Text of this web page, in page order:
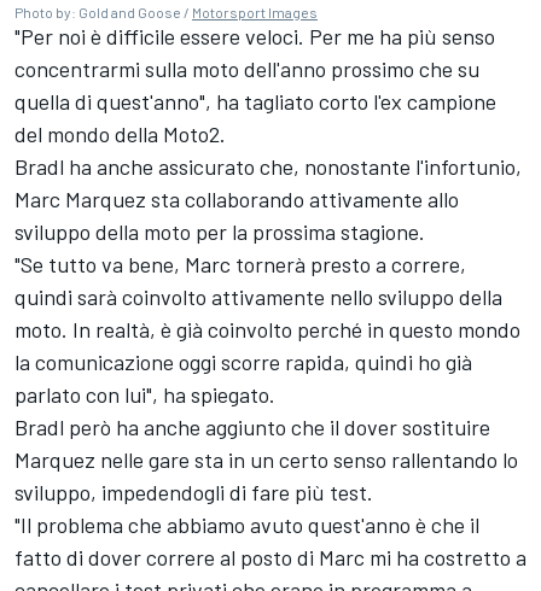
Photo by: Gold and Goose / Motorsport Images
"Per noi è difficile essere veloci. Per me ha più senso
concentrarmi sulla moto dell'anno prossimo che su
quella di quest'anno", ha tagliato corto l'ex campione
del mondo della Moto2.
Bradl ha anche assicurato che, nonostante l'infortunio,
Marc Marquez sta collaborando attivamente allo
sviluppo della moto per la prossima stagione.
"Se tutto va bene, Marc tornerà presto a correre,
quindi sarà coinvolto attivamente nello sviluppo della
moto. In realtà, è già coinvolto perché in questo mondo
la comunicazione oggi scorre rapida, quindi ho già
parlato con lui", ha spiegato.
Bradl però ha anche aggiunto che il dover sostituire
Marquez nelle gare sta in un certo senso rallentando lo
sviluppo, impedendogli di fare più test.
"Il problema che abbiamo avuto quest'anno è che il
fatto di dover correre al posto di Marc mi ha costretto a